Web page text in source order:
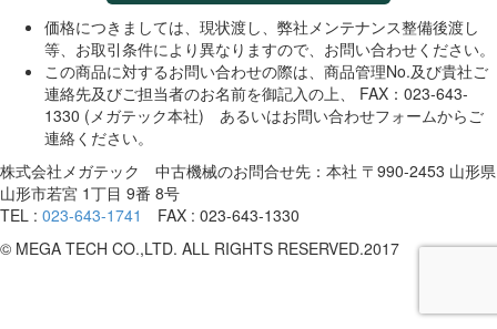
価格につきましては、現状渡し、弊社メンテナンス整備後渡し
等、お取引条件により異なりますので、お問い合わせください。
この商品に対するお問い合わせの際は、商品管理No.及び貴社ご
連絡先及びご担当者のお名前を御記入の上、 FAX：023-643-
1330 (メガテック本社) あるいはお問い合わせフォームからご
連絡ください。
株式会社メガテック 中古機械のお問合せ先：本社 〒990-2453 山形県
山形市若宮 1丁目 9番 8号
TEL : 023-643-1741
FAX : 023-643-1330
© MEGA TECH CO.,LTD. ALL RIGHTS RESERVED.2017